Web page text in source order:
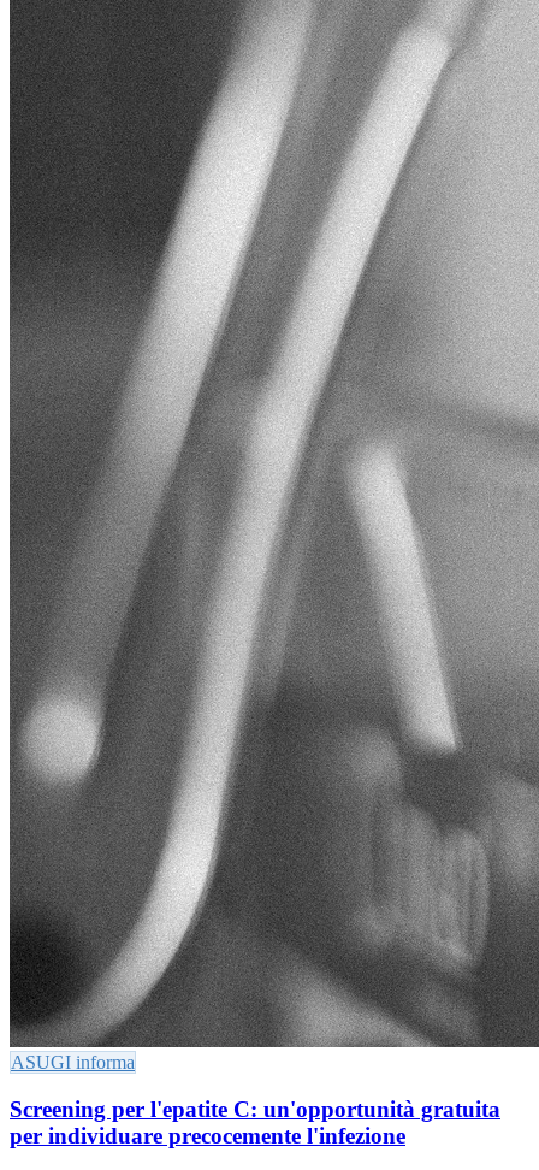
ASUGI informa
Screening per l'epatite C: un'opportunità gratuita
per individuare precocemente l'infezione